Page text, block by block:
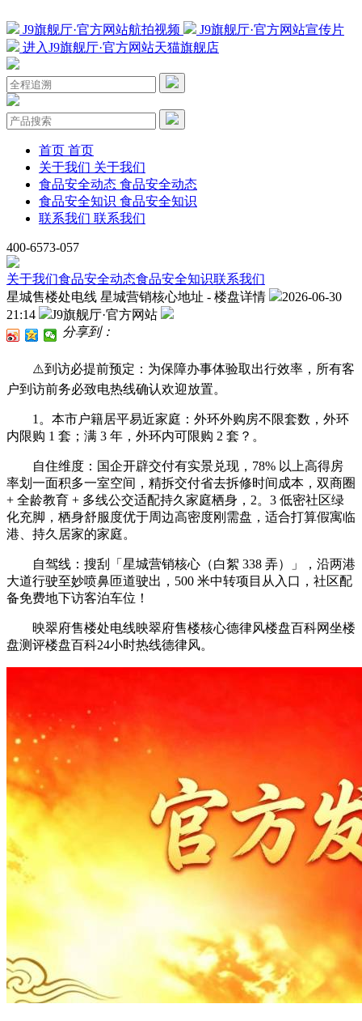
J9旗舰厅·官方网站航拍视频
J9旗舰厅·官方网站宣传片
进入J9旗舰厅·官方网站天猫旗舰店
首页 首页
关于我们 关于我们
食品安全动态 食品安全动态
食品安全知识 食品安全知识
联系我们 联系我们
400-6573-057
关于我们食品安全动态食品安全知识联系我们
星城售楼处电线 星城营销核心地址 - 楼盘详情
2026-06-30
21:14
J9旗舰厅·官方网站
分享到：
⚠️到访必提前预定：为保障办事体验取出行效率，所有客
户到访前务必致电热线确认欢迎放置。
1。本市户籍居平易近家庭：外环外购房不限套数，外环
内限购 1 套；满 3 年，外环内可限购 2 套？。
自住维度：国企开辟交付有实景兑现，78% 以上高得房
率划一面积多一室空间，精拆交付省去拆修时间成本，双商圈
+ 全龄教育 + 多线公交适配持久家庭栖身，2。3 低密社区绿
化充脚，栖身舒服度优于周边高密度刚需盘，适合打算假寓临
港、持久居家的家庭。
自驾线：搜刮「星城营销核心（白絮 338 弄）」，沿两港
大道行驶至妙喷鼻匝道驶出，500 米中转项目从入口，社区配
备免费地下访客泊车位！
映翠府售楼处电线映翠府售楼核心德律风楼盘百科网坐楼
盘测评楼盘百科24小时热线德律风。